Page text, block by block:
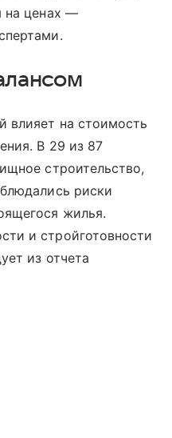
на ценах —
влияет на стоимость
В 29 из 87
строительство,
риски
жилья.
и стройготовности
из отчета